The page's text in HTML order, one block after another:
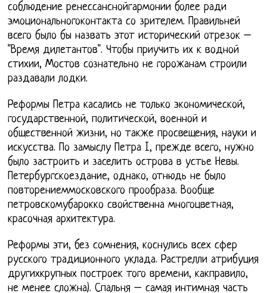
соблюдение ренессанснойгармонии более ради
эмоциональногоконтакта со зрителем. Правильней
всего было бы назвать этот исторический отрезок –
"Время дилетантов". Чтобы приучить их к водной
стихии, Мостов сознательно не горожанам строили
раздавали лодки.
Реформы Петра касались не только экономической,
государственной, политической, военной и
общественной жизни, но также просвещения, науки и
искусства. По замыслу Петра I, прежде всего, нужно
было застроить и заселить острова в устье Невы.
Петербургскоездание, однако, отнюдь не было
повторениеммосковского прообраза. Вообще
петровскомубарокко свойственна многоцветная,
красочная архитектура.
Реформы эти, без сомнения, коснулись всех сфер
русского традиционного уклада. Растрелли атрибуция
другихкрупных построек того времени, какправило,
не менее сложна). Спальня – самая интимная часть